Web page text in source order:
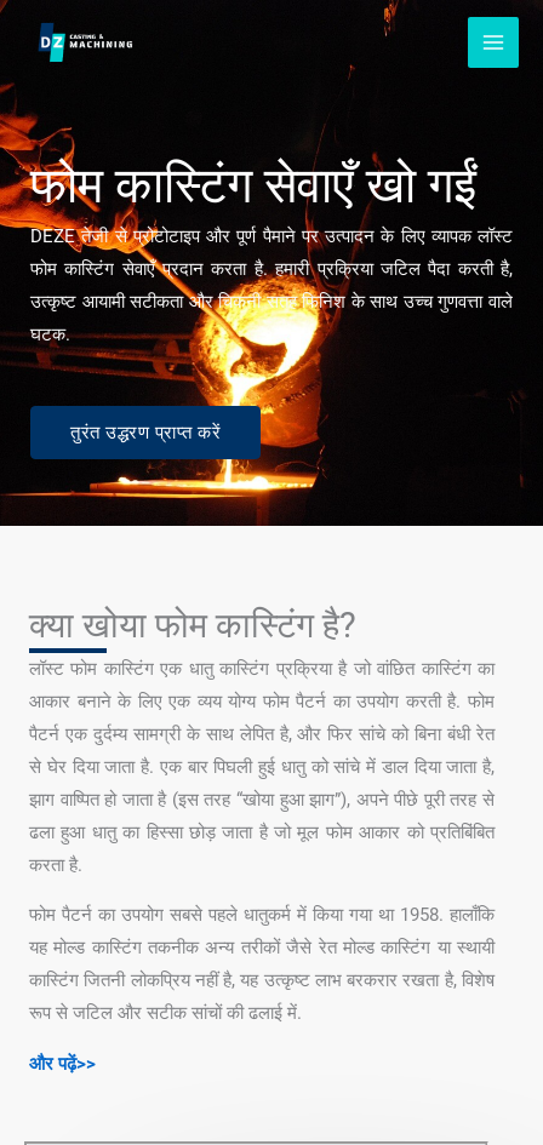
सामग्री
छोड़
दें
फोम कास्टिंग सेवाएँ खो गईं
DEZE तेजी से प्रोटोटाइप और पूर्ण पैमाने पर उत्पादन के लिए व्यापक लॉस्ट
फोम कास्टिंग सेवाएँ प्रदान करता है. हमारी प्रक्रिया जटिल पैदा करती है,
उत्कृष्ट आयामी सटीकता और चिकनी सतह फिनिश के साथ उच्च गुणवत्ता वाले
घटक.
तुरंत उद्धरण प्राप्त करें
क्या खोया फोम कास्टिंग है?
लॉस्ट फोम कास्टिंग एक धातु कास्टिंग प्रक्रिया है जो वांछित कास्टिंग का
आकार बनाने के लिए एक व्यय योग्य फोम पैटर्न का उपयोग करती है. फोम
पैटर्न एक दुर्दम्य सामग्री के साथ लेपित है, और फिर सांचे को बिना बंधी रेत
से घेर दिया जाता है. एक बार पिघली हुई धातु को सांचे में डाल दिया जाता है,
झाग वाष्पित हो जाता है (इस तरह “खोया हुआ झाग”), अपने पीछे पूरी तरह से
ढला हुआ धातु का हिस्सा छोड़ जाता है जो मूल फोम आकार को प्रतिबिंबित
करता है.
फोम पैटर्न का उपयोग सबसे पहले धातुकर्म में किया गया था 1958. हालाँकि
यह मोल्ड कास्टिंग तकनीक अन्य तरीकों जैसे रेत मोल्ड कास्टिंग या स्थायी
कास्टिंग जितनी लोकप्रिय नहीं है, यह उत्कृष्ट लाभ बरकरार रखता है, विशेष
रूप से जटिल और सटीक सांचों की ढलाई में.
और पढ़ें>>